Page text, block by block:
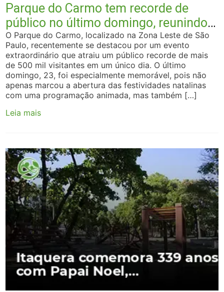
Parque do Carmo tem recorde de
público no último domingo, reunindo
meio milhão de visitantes com
festividades especiais
O Parque do Carmo, localizado na Zona Leste de São
Paulo, recentemente se destacou por um evento
extraordinário que atraiu um público recorde de mais
de 500 mil visitantes em um único dia. O último
domingo, 23, foi especialmente memorável, pois não
apenas marcou a abertura das festividades natalinas
com uma programação animada, mas também […]
Leia mais